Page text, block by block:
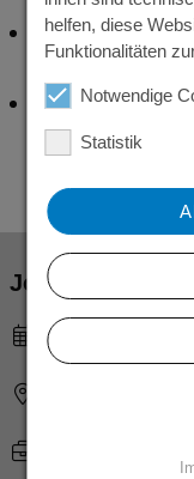
Mitarbeit in
wachsenden
Beratung und
erfahrenes
Jobdetails
05.08.2026
helfen, diese
Funktionalitäten
Notwendige
Statistik